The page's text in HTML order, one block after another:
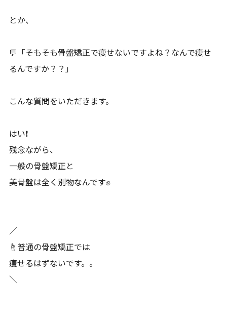
とか、
💬「そもそも骨盤矯正で痩せないですよね？なんで痩せ
るんですか？？」
こんな質問をいただきます。
はい❗️
残念ながら、
一般の骨盤矯正と
美骨盤は全く別物なんです✊
／
☝️普通の骨盤矯正では
痩せるはずないです。。
＼